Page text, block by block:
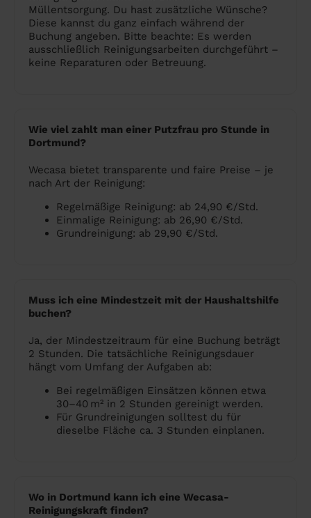
Müllentsorgung. Du hast zusätzliche Wünsche?
Diese kannst du ganz einfach während der
Buchung angeben. Bitte beachte: Es werden
ausschließlich Reinigungsarbeiten durchgeführt –
keine Reparaturen oder Betreuung.
Wie viel zahlt man einer Putzfrau pro Stunde in
Dortmund?
Wecasa bietet transparente und faire Preise – je
nach Art der Reinigung:
Regelmäßige Reinigung: ab 24,90 €/Std.
Einmalige Reinigung: ab 26,90 €/Std.
Grundreinigung: ab 29,90 €/Std.
Muss ich eine Mindestzeit mit der Haushaltshilfe
buchen?
Ja, der Mindestzeitraum für eine Buchung beträgt
2 Stunden. Die tatsächliche Reinigungsdauer
hängt vom Umfang der Aufgaben ab:
Bei regelmäßigen Einsätzen können etwa
30–40 m² in 2 Stunden gereinigt werden.
Für Grundreinigungen solltest du für
dieselbe Fläche ca. 3 Stunden einplanen.
Wo in Dortmund kann ich eine Wecasa-
Reinigungskraft finden?